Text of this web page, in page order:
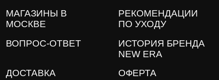
МАГАЗИНЫ В
МОСКВЕ
РЕКОМЕНДАЦИИ
ПО УХОДУ
ВОПРОС-ОТВЕТ
ИСТОРИЯ БРЕНДА
NEW ERA
ДОСТАВКА
ОФЕРТА